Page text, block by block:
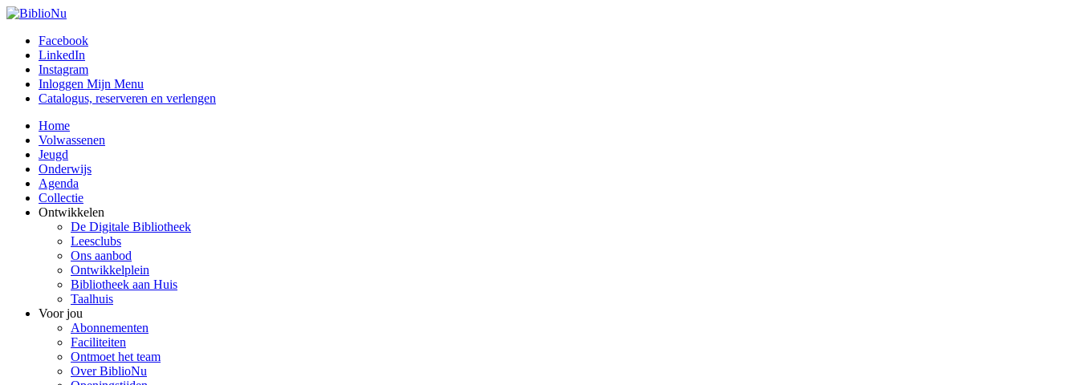
Facebook
LinkedIn
Instagram
Inloggen Mijn Menu
Catalogus, reserveren en verlengen
Home
Volwassenen
Jeugd
Onderwijs
Agenda
Collectie
Ontwikkelen
De Digitale Bibliotheek
Leesclubs
Ons aanbod
Ontwikkelplein
Bibliotheek aan Huis
Taalhuis
Voor jou
Abonnementen
Faciliteiten
Ontmoet het team
Over BiblioNu